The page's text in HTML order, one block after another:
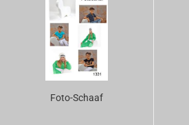
Foto-Schaaf